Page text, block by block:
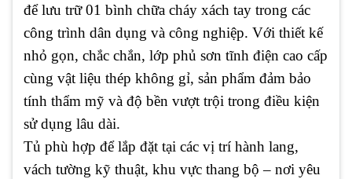
để lưu trữ 01 bình chữa cháy xách tay trong các
công trình dân dụng và công nghiệp. Với thiết kế
nhỏ gọn, chắc chắn, lớp phủ sơn tĩnh điện cao cấp
cùng vật liệu thép không gỉ, sản phẩm đảm bảo
tính thẩm mỹ và độ bền vượt trội trong điều kiện
sử dụng lâu dài.
Tủ phù hợp để lắp đặt tại các vị trí hành lang,
vách tường kỹ thuật, khu vực thang bộ – nơi yêu